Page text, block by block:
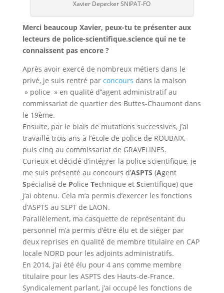
Xavier Depecker SNIPAT-FO
Merci beaucoup Xavier, peux-tu te présenter aux
lecteurs de police-scientifique.science qui ne te
connaissent pas encore ?
Après avoir exercé de nombreux métiers dans le
privé, je suis rentré par concours dans la maison
» police » en qualité d’’agent administratif au
commissariat de quartier des Buttes-Chaumont dans
le 19ème.
Ensuite, par le biais de mutations successives, j’ai
travaillé trois ans à l’école de police de ROUBAIX,
puis cinq au commissariat de GRAVELINES.
Curieux et décidé d’intégrer la police scientifique, je
me suis présenté au concours d’ASPTS (Agent
Spécialisé de Police Technique et Scientifique) que
j’ai obtenu. Cela m’a permis d’exercer les fonctions
d’ASPTS au SLPT de LAON.
Parallèlement, ma casquette de représentant du
personnel m’a permis d’être élu et de siéger par
deux reprises en qualité de membre titulaire en CAP
locale NORD pour les adjoints administratifs.
En 2014, j’ai été élu pour 4 ans comme membre
titulaire pour les ASPTS des Hauts-de-France.
Syndicalement parlant, j’ai occupé les fonctions de